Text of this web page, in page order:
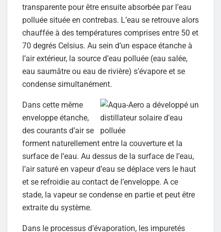
transparente pour être ensuite absorbée par l’eau
polluée située en contrebas. L’eau se retrouve alors
chauffée à des températures comprises entre 50 et
70 degrés Celsius. Au sein d’un espace étanche à
l’air extérieur, la source d’eau polluée (eau salée,
eau saumâtre ou eau de rivière) s’évapore et se
condense simultanément.
Dans cette même
enveloppe étanche,
des courants d’air se
forment naturellement entre la couverture et la
surface de l’eau. Au dessus de la surface de l’eau,
l’air saturé en vapeur d’eau se déplace vers le haut
et se refroidie au contact de l’enveloppe. A ce
stade, la vapeur se condense en partie et peut être
extraite du système.
Dans le processus d’évaporation, les impuretés